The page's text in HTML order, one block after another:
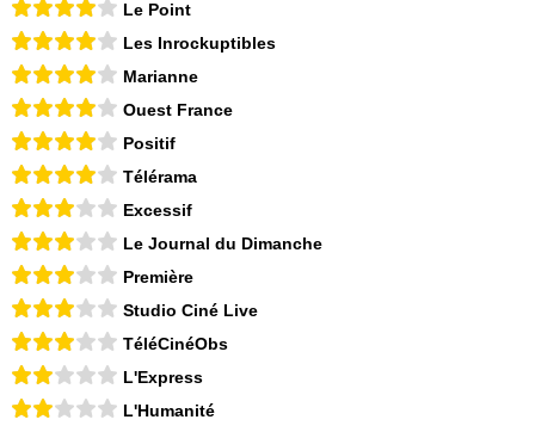
Le Point
Les Inrockuptibles
Marianne
Ouest France
Positif
Télérama
Excessif
Le Journal du Dimanche
Première
Studio Ciné Live
TéléCinéObs
L'Express
L'Humanité